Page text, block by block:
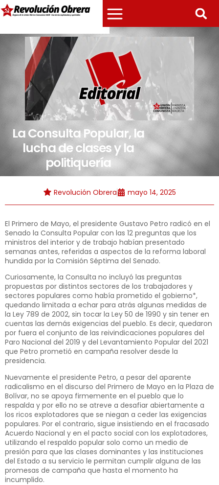
La Consulta Popular, la
lucha de clases y la
politiquería
Revolución Obrera mayo 14, 2025
El Primero de Mayo, el presidente Gustavo Petro radicó en el
Senado la Consulta Popular con las 12 preguntas que los
ministros del interior y de trabajo habían presentado
semanas antes, referidas a aspectos de la reforma laboral
hundida por la Comisión Séptima del Senado.
Curiosamente, la Consulta no incluyó las preguntas
propuestas por distintos sectores de los trabajadores y
sectores populares como había prometido el gobierno*,
quedando limitada a echar para atrás algunas medidas de
la Ley 789 de 2002, sin tocar la Ley 50 de 1990 y sin tener en
cuentas las demás exigencias del pueblo. Es decir, quedaron
por fuera el conjunto de las reivindicaciones populares del
Paro Nacional del 2019 y del Levantamiento Popular del 2021
que Petro prometió en campaña resolver desde la
presidencia.
Nuevamente el presidente Petro, a pesar del aparente
radicalismo en el discurso del Primero de Mayo en la Plaza de
Bolívar, no se apoya firmemente en el pueblo que lo
respalda y por ello no se atreve a desafiar abiertamente a
los ricos explotadores que se niegan a ceder las exigencias
populares. Por el contrario, sigue insistiendo en el fracasado
Acuerdo Nacional y en el pacto social con los explotadores,
utilizando el respaldo popular solo como un medio de
presión para que las clases dominantes y las instituciones
del Estado a su servicio le permitan cumplir alguna de las
promesas de campaña que hasta el momento ha
incumplido.